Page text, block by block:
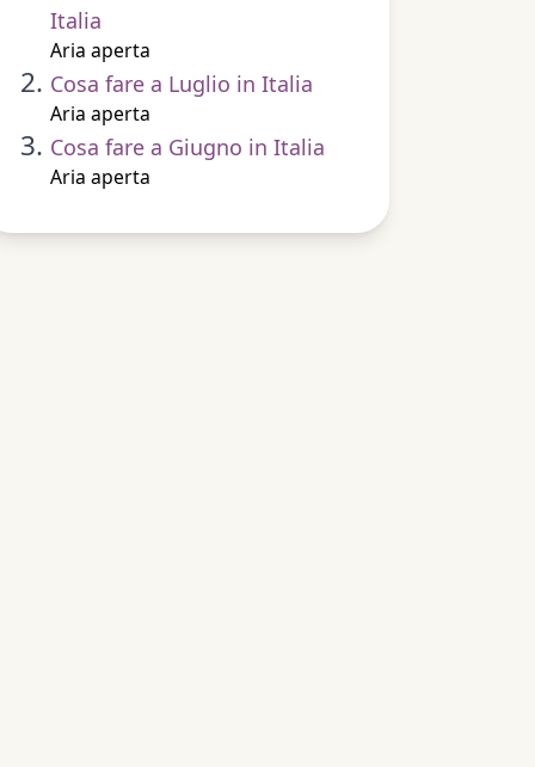
Italia
Aria aperta
Cosa fare a Luglio in Italia
Aria aperta
Cosa fare a Giugno in Italia
Aria aperta